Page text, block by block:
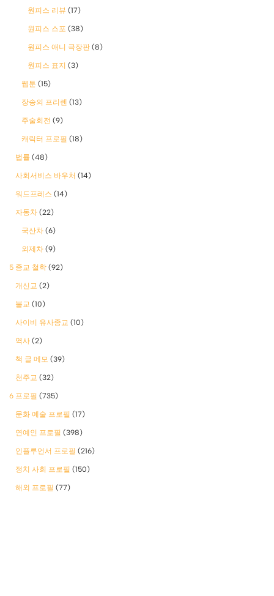
원피스 리뷰 (17)
원피스 스포 (38)
원피스 애니 극장판 (8)
원피스 표지 (3)
웹툰 (15)
장송의 프리렌 (13)
주술회전 (9)
캐릭터 프로필 (18)
법률 (48)
사회서비스 바우처 (14)
워드프레스 (14)
자동차 (22)
국산차 (6)
외제차 (9)
5 종교 철학 (92)
개신교 (2)
불교 (10)
사이비 유사종교 (10)
역사 (2)
책 글 메모 (39)
천주교 (32)
6 프로필 (735)
문화 예술 프로필 (17)
연예인 프로필 (398)
인플루언서 프로필 (216)
정치 사회 프로필 (150)
해외 프로필 (77)